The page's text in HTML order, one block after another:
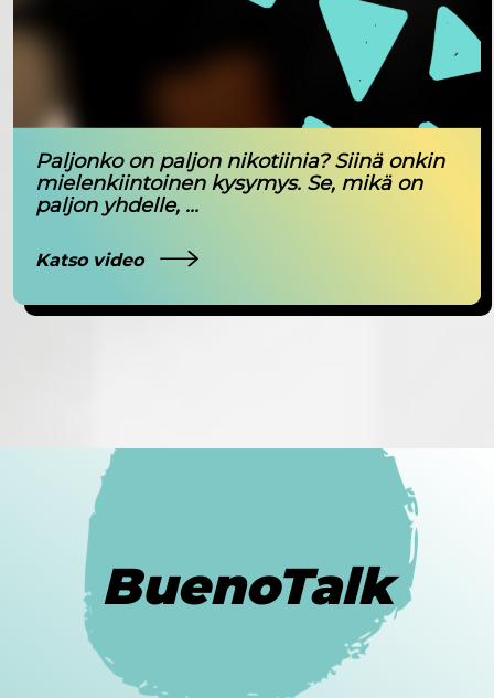
Paljonko on paljon nikotiinia? Siinä onkin
mielenkiintoinen kysymys. Se, mikä on
paljon yhdelle, ...
Katso video
BuenoTalk